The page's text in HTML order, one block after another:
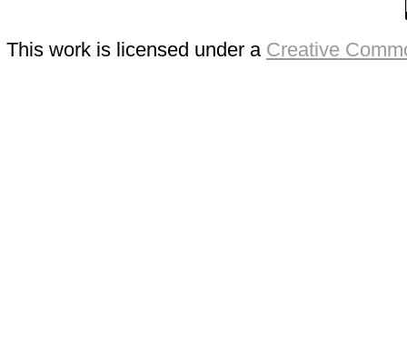
This work is licensed under a Creative